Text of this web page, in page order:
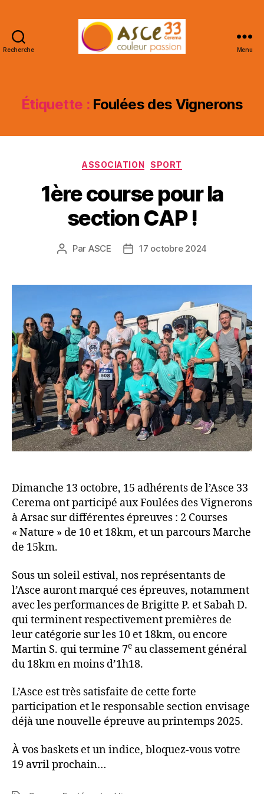
Recherche Menu
Étiquette : Foulées des Vignerons
Catégories
ASSOCIATION SPORT
1ère course pour la
section CAP !
Auteur
Par ASCE
Date17 octobre 2024
Dimanche 13 octobre, 15 adhérents de l’Asce 33
Cerema ont participé aux Foulées des Vignerons
à Arsac sur différentes épreuves : 2 Courses
« Nature » de 10 et 18km, et un parcours Marche
de 15km.
Sous un soleil estival, nos représentants de
l’Asce auront marqué ces épreuves, notamment
avec les performances de Brigitte P. et Sabah D.
qui terminent respectivement premières de
leur catégorie sur les 10 et 18km, ou encore
Martin S. qui termine 7e au classement général
du 18km en moins d’1h18.
L’Asce est très satisfaite de cette forte
participation et le responsable section envisage
déjà une nouvelle épreuve au printemps 2025.
À vos baskets et un indice, bloquez-vous votre
19 avril prochain…